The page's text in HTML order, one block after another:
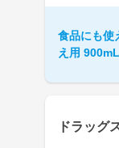
食品にも使
え用 900mL
ドラッグ